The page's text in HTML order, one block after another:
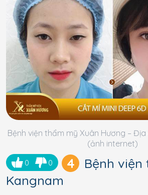
Bệnh viện thẩm mỹ Xuân Hương –
(ảnh internet)
0 0 4
Bệnh
Kangnam